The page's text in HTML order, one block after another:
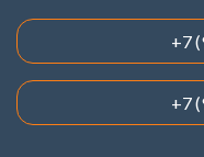
+7
+7